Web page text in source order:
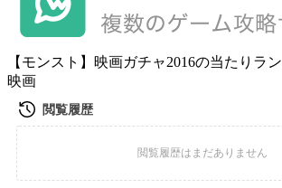
【モンスト】映画ガチャ2016の当たりラ
映画